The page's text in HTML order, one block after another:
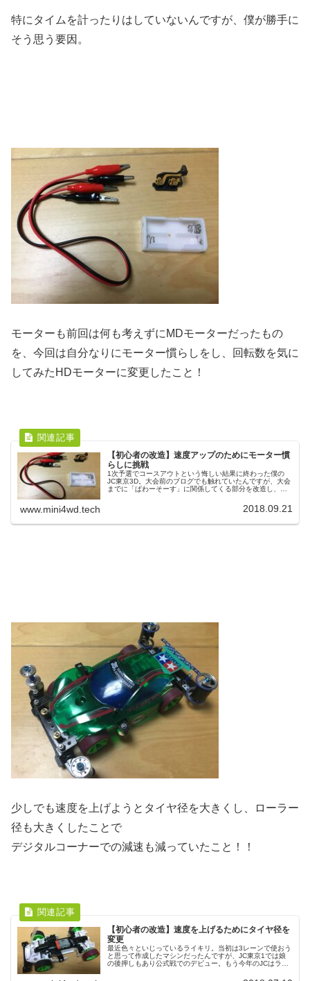
特にタイムを計ったりはしていないんですが、僕が勝手に
そう思う要因。
モーターも前回は何も考えずにMDモーターだったもの
を、今回は自分なりにモーター慣らしをし、回転数を気に
してみたHDモーターに変更したこと！
【初心者の改造】速度アップのためにモーター慣
らしに挑戦
1次予選でコースアウトという悔しい結果に終わった僕の
JC東京3D。大会前のブログでも触れていたんですが、大会
までに「ぱわーそーす」に関係してくる部分を改造し、マ
www.mini4wd.tech 2018.09.21
少しでも速度を上げようとタイヤ径を大きくし、ローラー
径も大きくしたことで
デジタルコーナーでの減速も減っていたこと！！
【初心者の改造】速度を上げるためにタイヤ径を
変更
最近色々といじっているライキリ。当初は3レーンで使おう
と思って作成したマシンだったんですが、JC東京1では娘
の後押しもあり公式戦でのデビュー。もう今年のJCはライ